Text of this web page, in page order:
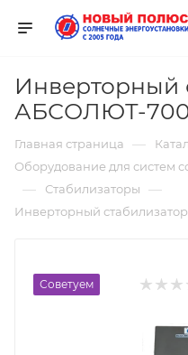
Инверторный
АБСОЛЮТ-
Главная страница —
Оборудование для систем
— Стабилизаторы —
Инверторный
Советуем